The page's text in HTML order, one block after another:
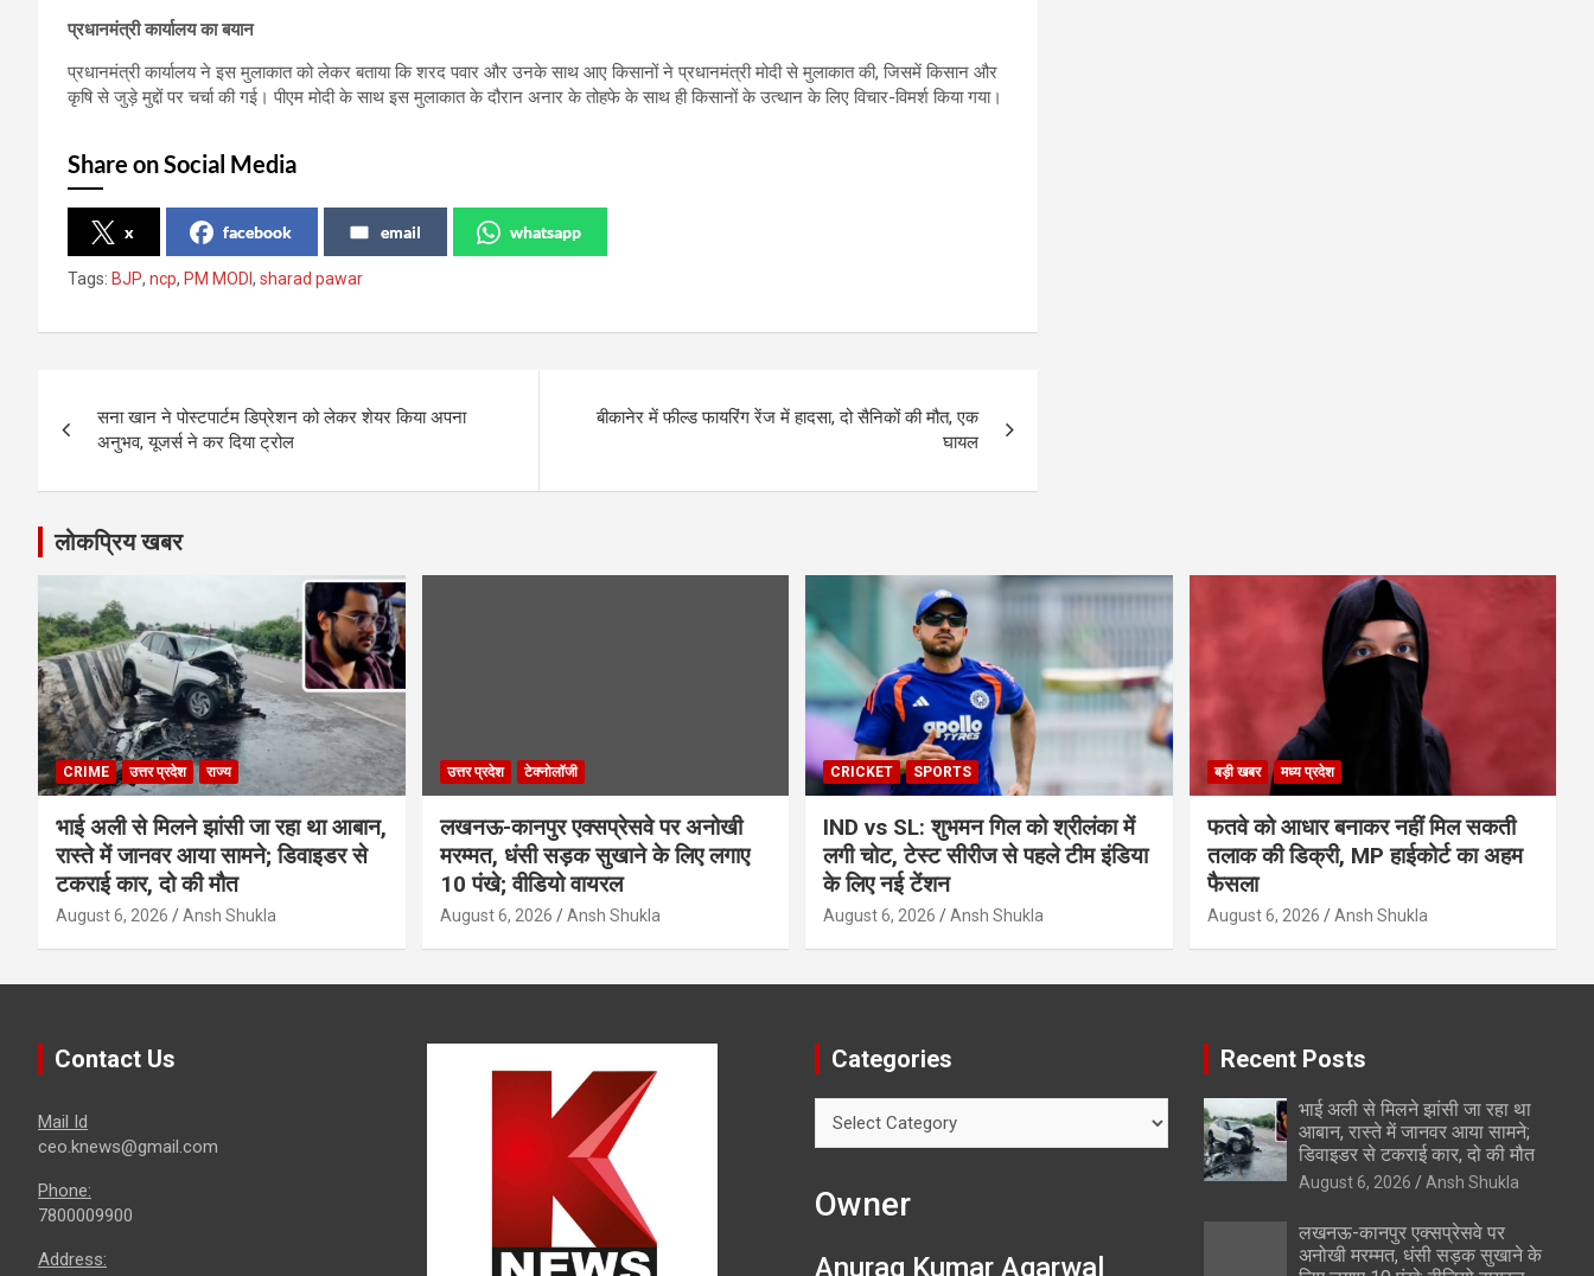
प्रधानमंत्री कार्यालय का बयान
प्रधानमंत्री कार्यालय ने इस मुलाकात को लेकर बताया कि शरद पवार और उनके साथ आए किसानों ने प्रधानमंत्री मोदी से मुलाकात की, जिसमें किसान और
कृषि से जुड़े मुद्दों पर चर्चा की गई। पीएम मोदी के साथ इस मुलाकात के दौरान अनार के तोहफे के साथ ही किसानों के उत्थान के लिए विचार-विमर्श किया गया।
Share on Social Media
x facebook email whatsapp
Tags: BJP, ncp, PM MODI , sharad pawar
navigation
सना खान ने पोस्टपार्टम डिप्रेशन को लेकर शेयर किया अपना
अनुभव, यूजर्स ने कर दिया ट्रोल
बीकानेर में फील्ड फायरिंग रेंज में हादसा, दो सैनिकों की मौत, एक
घायल
लोकप्रिय खबर
CRIME उत्तर प्रदेश राज्य
भाई अली से मिलने झांसी जा रहा था आबान,
रास्ते में जानवर आया सामने; डिवाइडर से
टकराई कार, दो की मौत
August 6, 2026 Ansh Shukla
उत्तर प्रदेश टेक्नोलॉजी
लखनऊ-कानपुर एक्सप्रेसवे पर अनोखी
मरम्मत, धंसी सड़क सुखाने के लिए लगाए
10 पंखे; वीडियो वायरल
August 6, 2026 Ansh Shukla
CRICKET SPORTS
IND vs SL: शुभमन गिल को श्रीलंका में
लगी चोट, टेस्ट सीरीज से पहले टीम इंडिया
के लिए नई टेंशन
August 6, 2026 Ansh Shukla
बड़ी खबर मध्य प्रदेश
फतवे को आधार बनाकर नहीं मिल सकती
तलाक की डिक्री, MP हाईकोर्ट का अहम
फैसला
August 6, 2026 Ansh Shukla
Contact Us
Mail Id
ceo.knews@gmail.com
Phone:
7800009900
Address:
Categories
Owner
Anurag Kumar Agarwal
Recent Posts
भाई अली से मिलने झांसी जा रहा था
आबान, रास्ते में जानवर आया सामने;
डिवाइडर से टकराई कार, दो की मौत
August 6, 2026 Ansh Shukla
लखनऊ-कानपुर एक्सप्रेसवे पर
अनोखी मरम्मत, धंसी सड़क सुखाने के